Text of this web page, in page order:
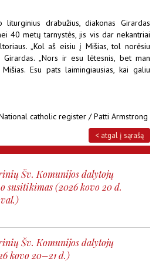
drabužius, diakonas Girardas
40 metų tarnystės, jis vis dar nekantriai
„Kol aš eisiu į Mišias, tol norėsiu
Girardas. „Nors ir esu lėtesnis, bet man
Esu pats laimingiausias, kai galiu
catholic register / Patti Armstrong
< atgal į sąrašą
Šv. Komunijos dalytojų
susitikimas (2026 kovo 20 d.
Šv. Komunijos dalytojų
kovo 20–21 d.)